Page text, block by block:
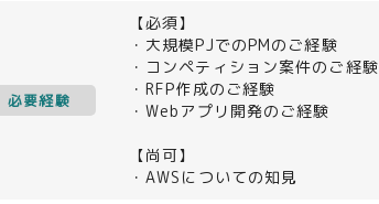
必要経験
【必須】
・大規模PJでのPMのご経験
・コンペティション案件のご経験
・RFP作成のご経験
・Webアプリ開発のご経験
【尚可】
・AWSについての知見